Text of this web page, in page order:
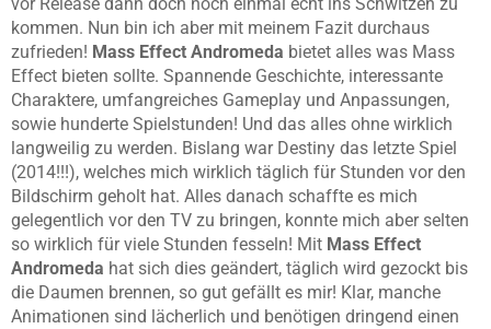
vor Release dann doch noch einmal echt ins Schwitzen zu
kommen. Nun bin ich aber mit meinem Fazit durchaus
zufrieden! Mass Effect Andromeda bietet alles was Mass
Effect bieten sollte. Spannende Geschichte, interessante
Charaktere, umfangreiches Gameplay und Anpassungen,
sowie hunderte Spielstunden! Und das alles ohne wirklich
langweilig zu werden. Bislang war Destiny das letzte Spiel
(2014!!!), welches mich wirklich täglich für Stunden vor den
Bildschirm geholt hat. Alles danach schaffte es mich
gelegentlich vor den TV zu bringen, konnte mich aber selten
so wirklich für viele Stunden fesseln! Mit Mass Effect
Andromeda hat sich dies geändert, täglich wird gezockt bis
die Daumen brennen, so gut gefällt es mir! Klar, manche
Animationen sind lächerlich und benötigen dringend einen